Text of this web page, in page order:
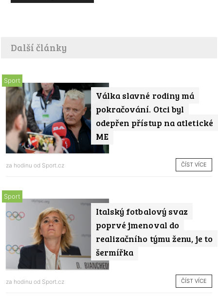
Další články
Válka slavné rodiny má
pokračování. Otci byl
odepřen přístup na atletické
ME
Sport
za hodinu od Sport.cz ČÍST VÍCE
Italský fotbalový svaz
poprvé jmenoval do
realizačního týmu ženu, je to
šermířka
Sport
za hodinu od Sport.cz ČÍST VÍCE